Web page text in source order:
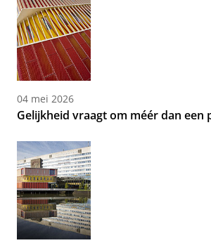
04 mei 2026
Gelijkheid vraagt om méér dan een